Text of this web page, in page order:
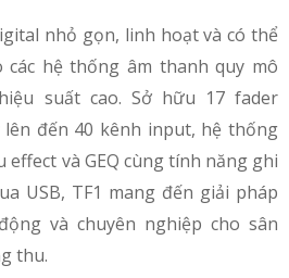
nhỏ gọn, linh hoạt và có thể
hệ thống âm thanh quy mô
suất cao. Sở hữu 17 fader
đến 40 kênh input, hệ thống
effect và GEQ cùng tính năng ghi
USB, TF1 mang đến giải pháp
và chuyên nghiệp cho sân
thu.